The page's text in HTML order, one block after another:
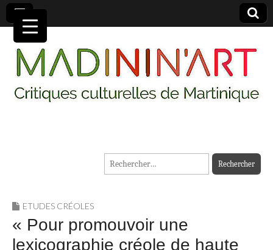
MADININ'ART
Rechercher :
ETUDES CRÉOLES
« Pour promouvoir une
lexicographie créole de haute